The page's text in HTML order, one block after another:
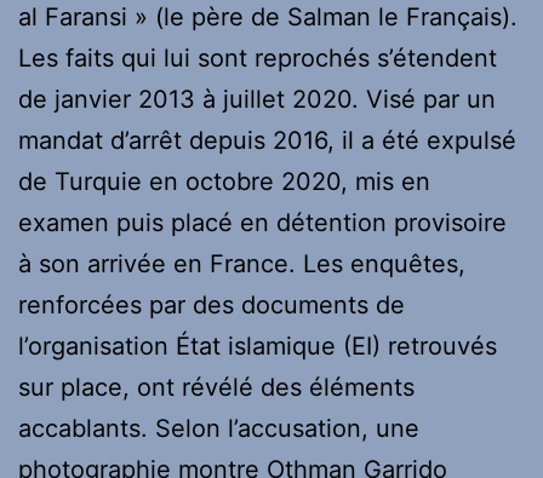
al Faransi » (le père de Salman le Français).
Les faits qui lui sont reprochés s’étendent
de janvier 2013 à juillet 2020. Visé par un
mandat d’arrêt depuis 2016, il a été expulsé
de Turquie en octobre 2020, mis en
examen puis placé en détention provisoire
à son arrivée en France. Les enquêtes,
renforcées par des documents de
l’organisation État islamique (EI) retrouvés
sur place, ont révélé des éléments
accablants. Selon l’accusation, une
photographie montre Othman Garrido